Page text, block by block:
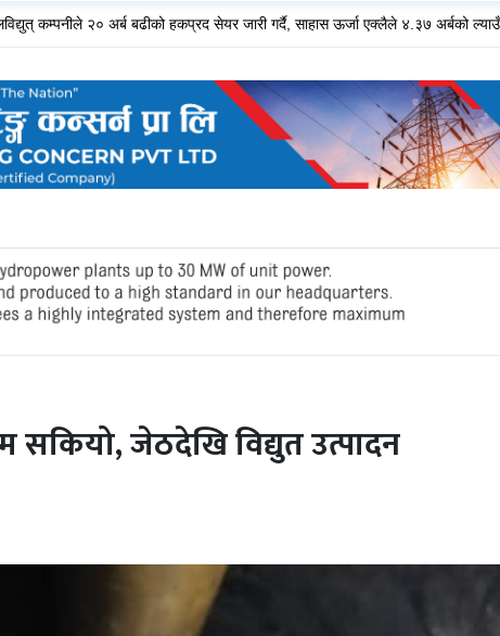
२० अर्ब बढीको हकप्रद सेयर जारी गर्दै, साहास ऊर्जा एक्लैले ४.३७ अर्बको ल्याउँदै
सकियो, जेठदेखि विद्युत उत्पादन